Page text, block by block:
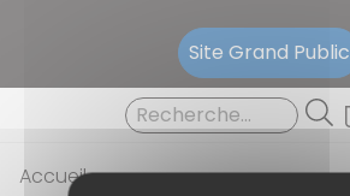
Site Grand Public
Accueil